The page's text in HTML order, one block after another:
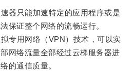
只能加速特定的应用程序或是
保证整个网络的流畅运行。
用网络（VPN）技术，可以实
网络流量全部经过云梯服务器进
的通信质量。